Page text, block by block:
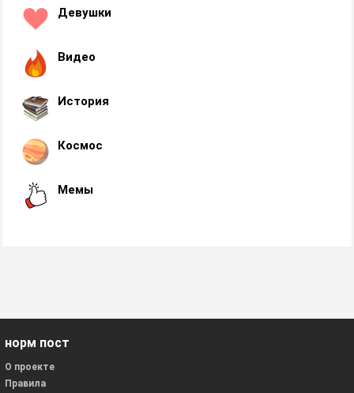
Девушки
Видео
История
Космос
Мемы
норм пост
О проекте
Правила